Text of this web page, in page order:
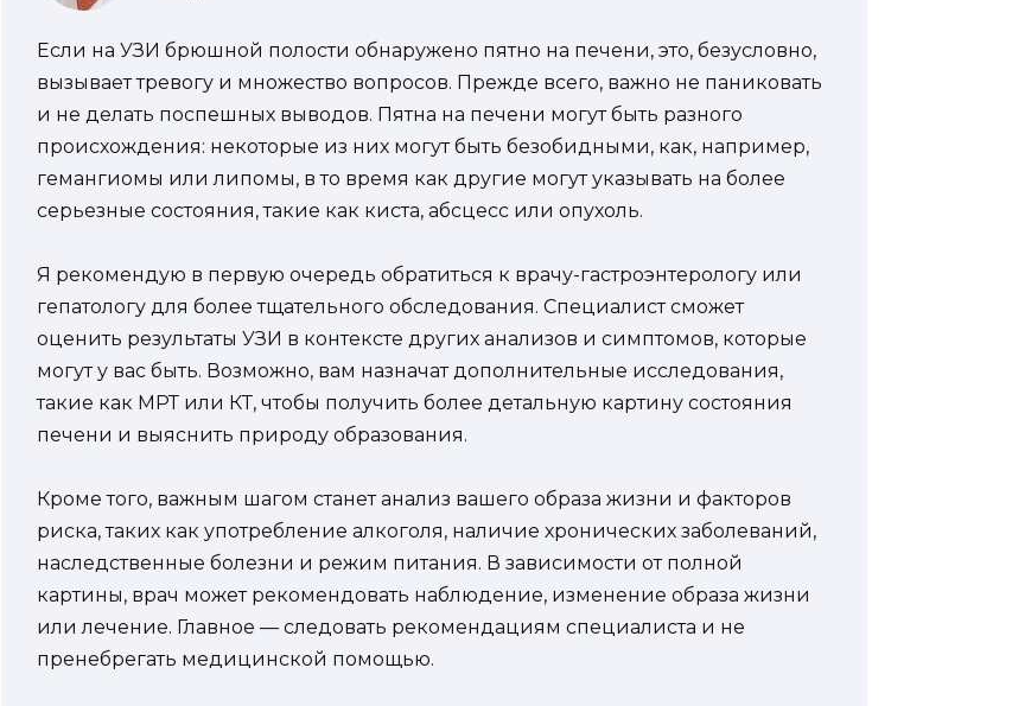
Если на УЗИ брюшной полости обнаружено пятно на печени, это, безусловно,
вызывает тревогу и множество вопросов. Прежде всего, важно не паниковать
и не делать поспешных выводов. Пятна на печени могут быть разного
происхождения: некоторые из них могут быть безобидными, как, например,
гемангиомы или липомы, в то время как другие могут указывать на более
серьезные состояния, такие как киста, абсцесс или опухоль.
Я рекомендую в первую очередь обратиться к врачу-гастроэнтерологу или
гепатологу для более тщательного обследования. Специалист сможет
оценить результаты УЗИ в контексте других анализов и симптомов, которые
могут у вас быть. Возможно, вам назначат дополнительные исследования,
такие как МРТ или КТ, чтобы получить более детальную картину состояния
печени и выяснить природу образования.
Кроме того, важным шагом станет анализ вашего образа жизни и факторов
риска, таких как употребление алкоголя, наличие хронических заболеваний,
наследственные болезни и режим питания. В зависимости от полной
картины, врач может рекомендовать наблюдение, изменение образа жизни
или лечение. Главное — следовать рекомендациям специалиста и не
пренебрегать медицинской помощью.